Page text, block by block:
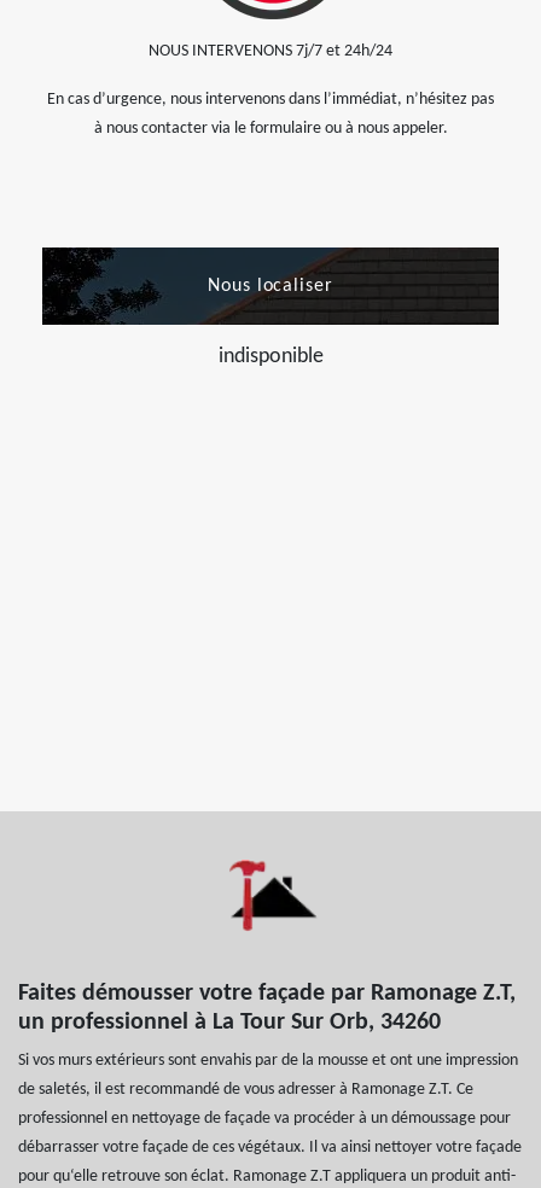
NOUS INTERVENONS 7j/7 et 24h/24
En cas d’urgence, nous intervenons dans l’immédiat, n’hésitez pas
à nous contacter via le formulaire ou à nous appeler.
Nous localiser
indisponible
Faites démousser votre façade par Ramonage Z.T,
un professionnel à La Tour Sur Orb, 34260
Si vos murs extérieurs sont envahis par de la mousse et ont une impression
de saletés, il est recommandé de vous adresser à Ramonage Z.T. Ce
professionnel en nettoyage de façade va procéder à un démoussage pour
débarrasser votre façade de ces végétaux. Il va ainsi nettoyer votre façade
pour qu‘elle retrouve son éclat. Ramonage Z.T appliquera un produit anti-